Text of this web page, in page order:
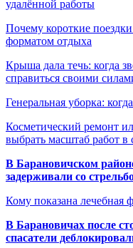
удалённой работы
Почему короткие
форматом отдыха
Крыша дала течь: когда
справиться своими
Генеральная уборка:
Косметический ремонт
выбрать масштаб работ в
В Барановичском
задерживали со
Кому показана лечебная
В Барановичах после
спасатели